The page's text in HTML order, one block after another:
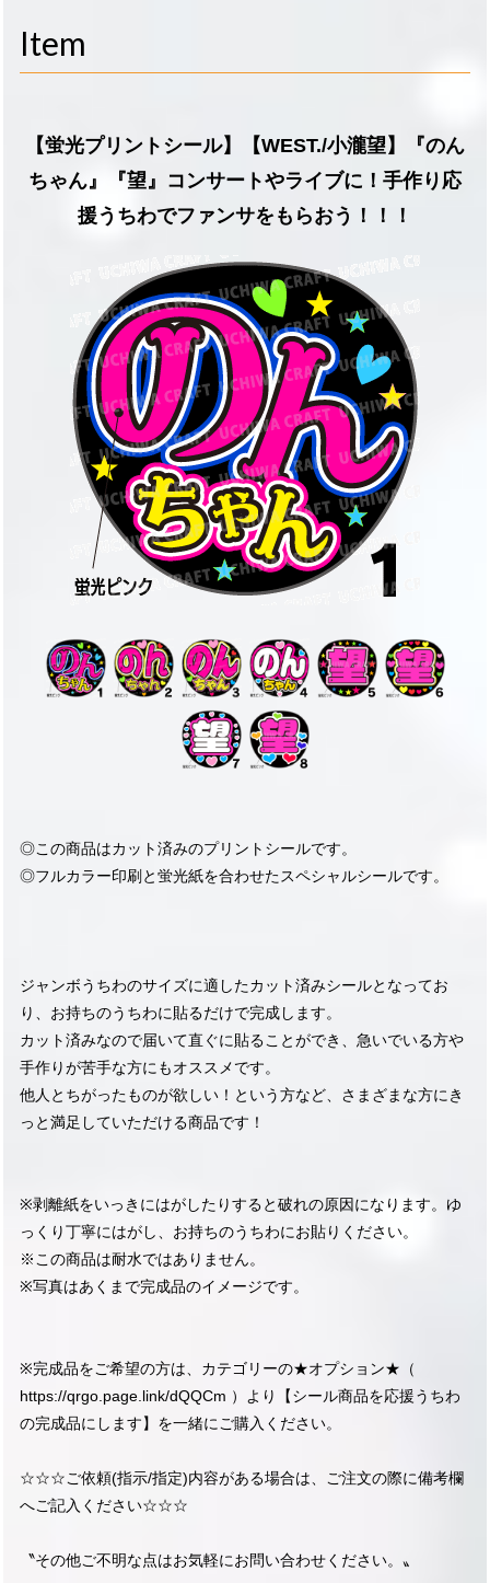
Item
【蛍光プリントシール】【WEST./小瀧望】『のん
ちゃん』『望』コンサートやライブに！手作り応
援うちわでファンサをもらおう！！！
◎この商品はカット済みのプリントシールです。
◎フルカラー印刷と蛍光紙を合わせたスペシャルシールです。
ジャンボうちわのサイズに適したカット済みシールとなってお
り、お持ちのうちわに貼るだけで完成します。
カット済みなので届いて直ぐに貼ることができ、急いでいる方や
手作りが苦手な方にもオススメです。
他人とちがったものが欲しい！という方など、さまざまな方にき
っと満足していただける商品です！
※剥離紙をいっきにはがしたりすると破れの原因になります。ゆ
っくり丁寧にはがし、お持ちのうちわにお貼りください。
※この商品は耐水ではありません。
※写真はあくまで完成品のイメージです。
※完成品をご希望の方は、カテゴリーの★オプション★（
https://qrgo.page.link/dQQCm ）より【シール商品を応援うちわ
の完成品にします】を一緒にご購入ください。
☆☆☆ご依頼(指示/指定)内容がある場合は、ご注文の際に備考欄
へご記入ください☆☆☆
〝その他ご不明な点はお気軽にお問い合わせください。〟